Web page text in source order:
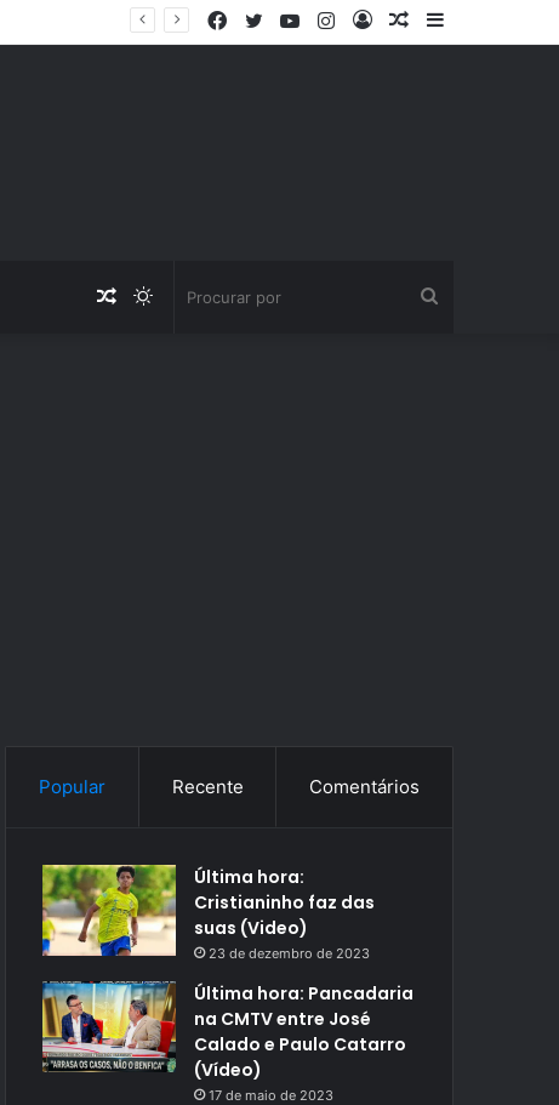
Barra
Artigo
Entrar
Instagram
YouTube
Twitter
Facebook
Switch
Artigo
Popular Recente Comentários
Última hora:
Cristianinho faz das
suas (Video)
23 de dezembro de 2023
Última hora: Pancadaria
na CMTV entre José
Calado e Paulo Catarro
(Vídeo)
17 de maio de 2023